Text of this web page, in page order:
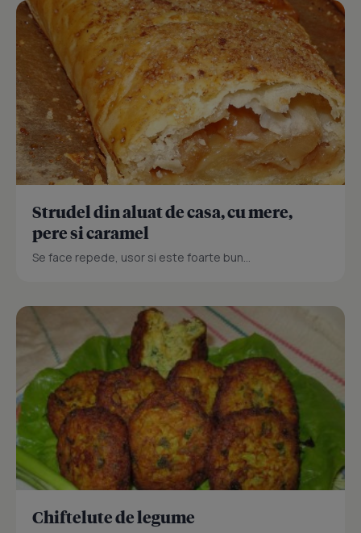
Strudel din aluat de casa, cu mere,
pere si caramel
Se face repede, usor si este foarte bun...
Chiftelute de legume